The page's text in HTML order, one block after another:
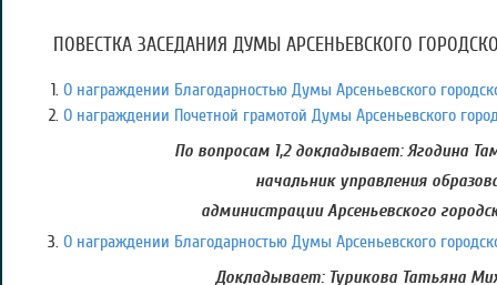
ПОВЕСТКА ЗАСЕДАНИЯ ДУМЫ АРСЕНЬЕВСКОГО
О награждении Благодарностью Думы Арсеньевского
О награждении Почетной грамотой Думы Арсеньевского
По вопросам 1,2 докладывает: Ягодина
начальник управления
администрации Арсеньевского
О награждении Благодарностью Думы Арсеньевского
Докладывает: Турикова Татьяна